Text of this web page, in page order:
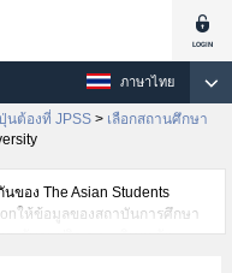
ภาษาไทย
ต้องที่ JPSS > เลือกสถานศึกษา
ของ The Asian Students
ให้ข้อมูลของสถาบันการศึกษา
ะดับอนุปริญญา・วิทยาลัย